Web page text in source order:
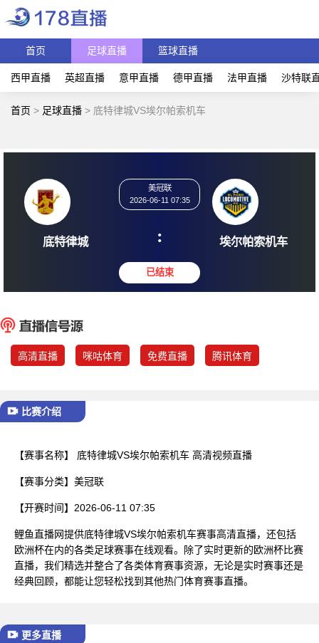
首页 足球直播 篮球直播
西甲直播 英超直播 意甲直播 德甲直播 法甲直播 沙特联
首页 > 足球直播 > 底特律城VS埃尔帕索机车
底特律城
2026-06-11 07:35
: 埃尔帕
高清直播 咪咕体育 免费直播 腾讯体育
比赛介绍
【赛事名称】 底特律城VS埃尔帕索机车 高清视频直播
【赛事分类】 美冠联
【开赛时间】 2026-06-11 07:35
鲤鱼直播网提供底特律城VS埃尔帕索机车赛事高清直播，还包括
欧洲杯在内的各类足球赛事在线观看。除了实时更新的欧洲杯比赛
直播，我们精选并整合了各类体育赛事资源，无论是实时赛事还是
经典回顾，都能让您轻松找到其他热门体育赛事直播。
更多直播